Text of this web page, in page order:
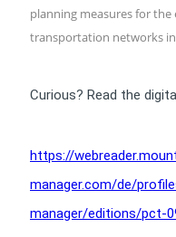
planning measures for
transportation networks
Curious? Read the
https://
manager.com/de/
manager/editions/pct-